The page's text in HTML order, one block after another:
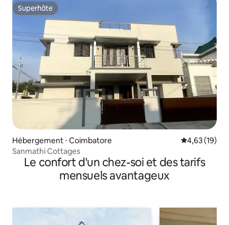
Superhôte
Superhôte
Hébergement ⋅ Coimbatore Évaluation
4,63 (19)
Sanmathi Cottages
Le confort d'un chez-soi et des tarifs
mensuels avantageux